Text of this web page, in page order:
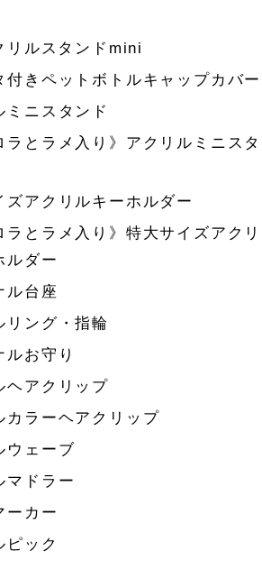
リルスタンドmini
付きペットボトルキャップカバー
ミニスタンド
ラとラメ入り》アクリルミニスタ
ズアクリルキーホルダー
ラとラメ入り》特大サイズアクリ
ルダー
ル台座
リング・指輪
ルお守り
ヘアクリップ
カラーヘアクリップ
ウェーブ
マドラー
ーカー
ピック